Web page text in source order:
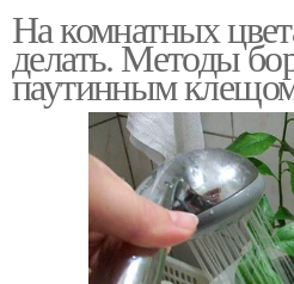
На комнатных
делать. Методы
паутинным